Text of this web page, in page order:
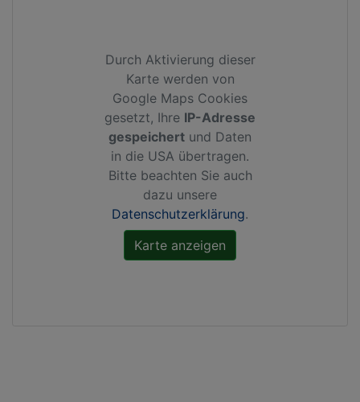
Durch Aktivierung dieser
Karte werden von
Google Maps Cookies
gesetzt, Ihre IP-Adresse
gespeichert und Daten
in die USA übertragen.
Bitte beachten Sie auch
dazu unsere
Datenschutzerklärung.